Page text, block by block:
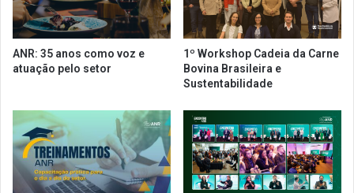
ANR: 35 anos como voz e
atuação pelo setor
1º Workshop Cadeia da Carne
Bovina Brasileira e
Sustentabilidade